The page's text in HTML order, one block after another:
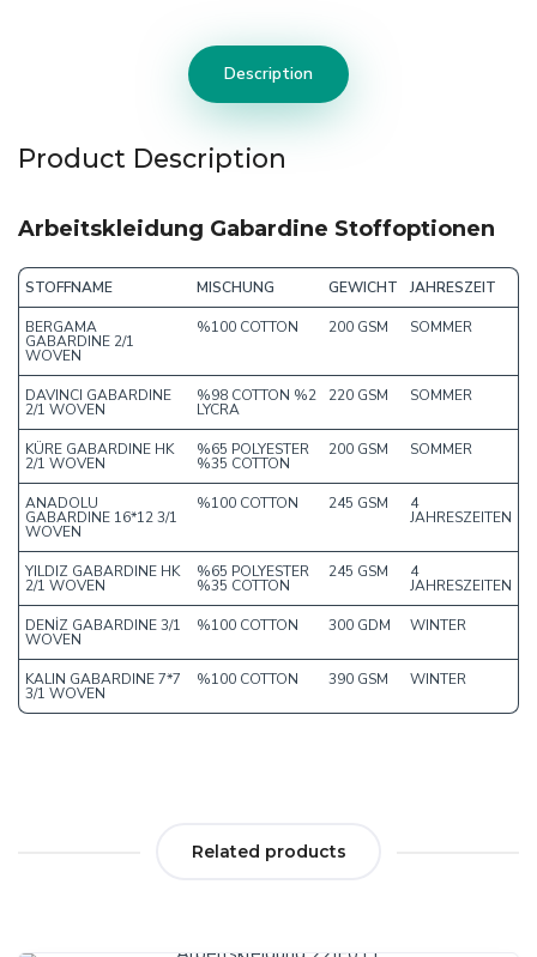
Description
Product Description
Arbeitskleidung Gabardine Stoffoptionen
STOFFNAME MISCHUNG GEWICHT JAHRESZEIT
BERGAMA
GABARDINE 2/1
WOVEN
%100 COTTON 200 GSM SOMMER
DAVINCI GABARDINE
2/1 WOVEN
%98 COTTON %2
LYCRA
220 GSM SOMMER
KÜRE GABARDINE HK
2/1 WOVEN
%65 POLYESTER
%35 COTTON
200 GSM SOMMER
ANADOLU
GABARDINE 16*12 3/1
WOVEN
%100 COTTON 245 GSM 4
JAHRESZEITEN
YILDIZ GABARDINE HK
2/1 WOVEN
%65 POLYESTER
%35 COTTON
245 GSM 4
JAHRESZEITEN
DENİZ GABARDINE 3/1
WOVEN
%100 COTTON 300 GDM WINTER
KALIN GABARDINE 7*7
3/1 WOVEN
%100 COTTON 390 GSM WINTER
Related products